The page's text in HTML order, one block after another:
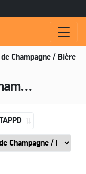
Champagne / Bière
Пиво в стиле Bière de Champagne / Bière Brut, Горечь: 11 IBU